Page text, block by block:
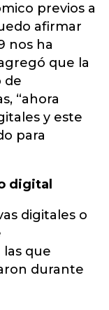
previos a
afirmar
nos ha
que la
de
“ahora
y este
para
digital
digitales o
que
durante